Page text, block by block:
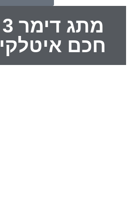
חכם איטלקי 3M 4M